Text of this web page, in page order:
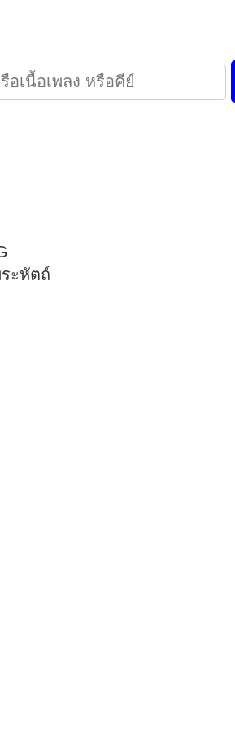
ระองค์
ระองค์
นอ้อมพระหัตถ์
A
บพระคุณ
พียงผู้เดียว